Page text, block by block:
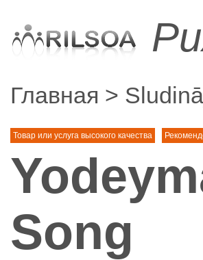
Главная
Товар или услуга высокого качества
Song